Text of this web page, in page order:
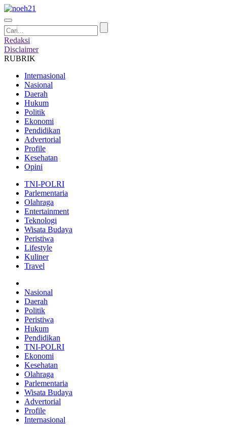
Redaksi
Disclaimer
RUBRIK
Internasional
Nasional
Daerah
Hukum
Politik
Ekonomi
Pendidikan
Advertorial
Profile
Kesehatan
Opini
TNI-POLRI
Parlementaria
Olahraga
Entertainment
Teknologi
Wisata Budaya
Peristiwa
Lifestyle
Kuliner
Travel
Nasional
Daerah
Politik
Peristiwa
Hukum
Pendidikan
TNI-POLRI
Ekonomi
Kesehatan
Olahraga
Parlementaria
Wisata Budaya
Advertorial
Profile
Internasional